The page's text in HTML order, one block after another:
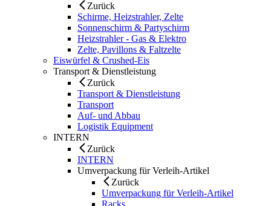
Zurück
Schirme, Heizstrahler, Zelte
Sonnenschirm & Partyschirm
Heizstrahler - Gas & Elektro
Zelte, Pavillons & Faltzelte
Eiswürfel & Crushed-Eis
Transport & Dienstleistung
Zurück
Transport & Dienstleistung
Transport
Auf- und Abbau
Logistik Equipment
INTERN
Zurück
INTERN
Umverpackung für Verleih-Artikel
Zurück
Umverpackung für Verleih-Artikel
Racks